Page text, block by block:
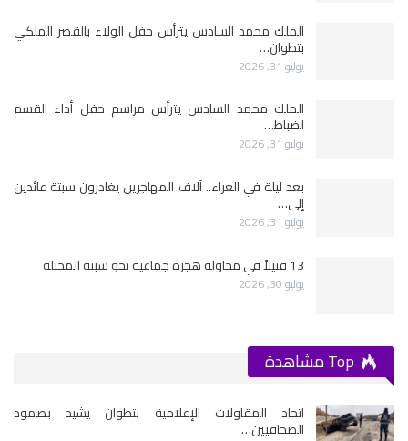
الملك محمد السادس يترأس حفل الولاء بالقصر الملكي
بتطوان…
يوليو 31, 2026
الملك محمد السادس يترأس مراسم حفل أداء القسم
لضباط…
يوليو 31, 2026
بعد ليلة في العراء.. آلاف المهاجرين يغادرون سبتة عائدين
إلى…
يوليو 31, 2026
13 قتيلاً في محاولة هجرة جماعية نحو سبتة المحتلة
يوليو 30, 2026
اتحاد المقاولات الإعلامية بتطوان يشيد بصمود
الصحافيين…